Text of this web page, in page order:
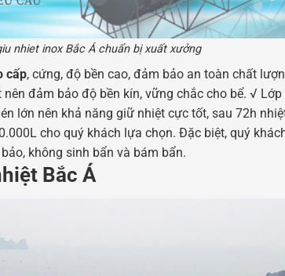
nhiet inox Bắc Á chuẩn bị xuất xưởng
cấp, cứng, độ bền cao, đảm bảo an toàn chất
đảm bảo độ bền kín, vững chắc cho bể. √
lớn nên khả năng giữ nhiệt cực tốt, sau 72h
cho quý khách lựa chọn. Đặc biệt, quý
không sinh bẩn và bám bẩn.
Bắc Á